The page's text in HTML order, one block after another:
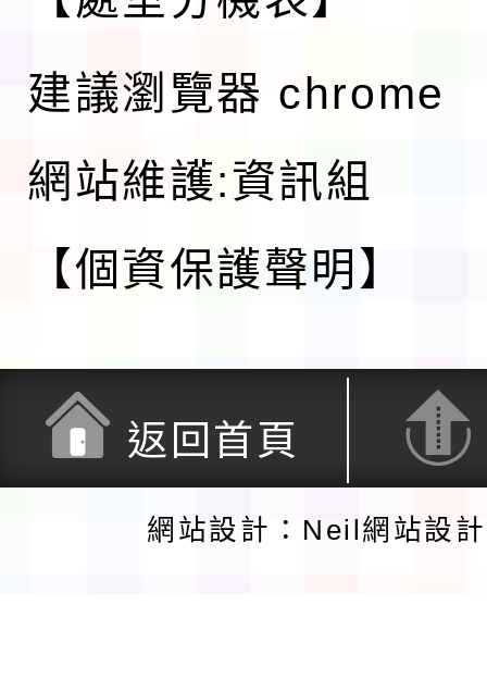
建議瀏覽器 chrome
網站維護:資訊組
【個資保護聲明】
返回首頁
網站設計：Neil網站設